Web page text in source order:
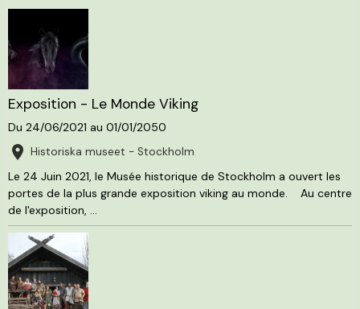
Exposition - Le Monde Viking
Du 24/06/2021 au 01/01/2050
Historiska museet - Stockholm
Le 24 Juin 2021, le Musée historique de Stockholm a ouvert les
portes de la plus grande exposition viking au monde. Au centre
de l'exposition, ...